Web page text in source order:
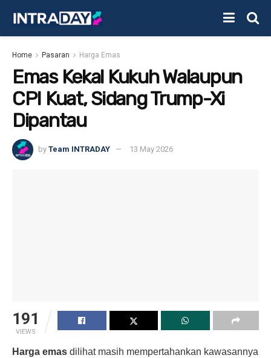
Home Pasaran Harga Emas
Emas Kekal Kukuh Walaupun
CPI Kuat, Sidang Trump-Xi
Dipantau
by Team INTRADAY 13 May 2026
191
VIEWS
Harga emas dilihat masih mempertahankan kawasannya